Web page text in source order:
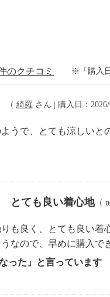
ング：不可
のクチコミ ※「購入
（ 綺羅 さん | 購入日：
うで、とても涼しいと
とても良い着心地（
も良く、とても良い着
なので、早めに購入で
った」と言っています